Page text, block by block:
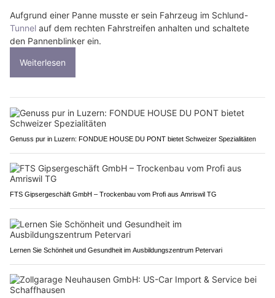
Aufgrund einer Panne musste er sein Fahrzeug im Schlund-
Tunnel auf dem rechten Fahrstreifen anhalten und schaltete
den Pannenblinker ein.
Weiterlesen
Genuss pur in Luzern: FONDUE HOUSE DU PONT bietet Schweizer Spezialitäten
FTS Gipsergeschäft GmbH – Trockenbau vom Profi aus Amriswil TG
Lernen Sie Schönheit und Gesundheit im Ausbildungszentrum Petervari